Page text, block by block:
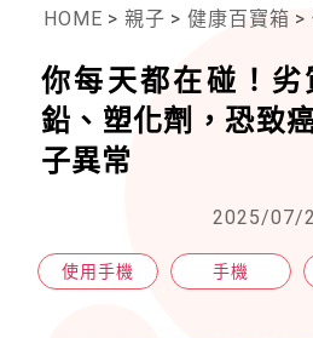
HOME > 親子 > 健康百寶箱 >
你每天都在碰！
鉛、塑化劑，恐致
子異常
2025/07/
使用手機 手機